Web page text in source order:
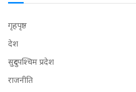
गृहपृष्ठ
देश
सुदुरपश्चिम प्रदेश
राजनीति